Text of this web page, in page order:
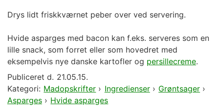
Drys lidt friskkværnet peber over ved servering.
Hvide asparges med bacon kan f.eks. serveres som en
lille snack, som forret eller som hovedret med
eksempelvis nye danske kartofler og persillecreme.
Publiceret d. 21.05.15.
Kategori: Madopskrifter › Ingredienser› Grøntsager ›
Asparges › Hvide asparges